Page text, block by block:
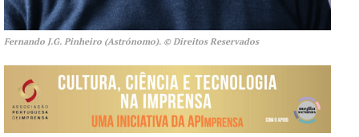
Fernando J.G. Pinheiro (Astrónomo). © Direitos Reservados